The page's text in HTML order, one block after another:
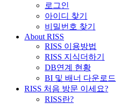
로그인
아이디 찾기
비밀번호 찾기
About RISS
RISS 이용방법
RISS 지식더하기
DB연계 현황
BI 및 배너 다운로드
RISS 처음 방문 이세요?
RISS란?